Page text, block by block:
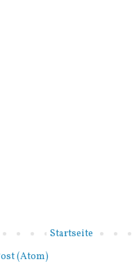
Startseite
(Atom)